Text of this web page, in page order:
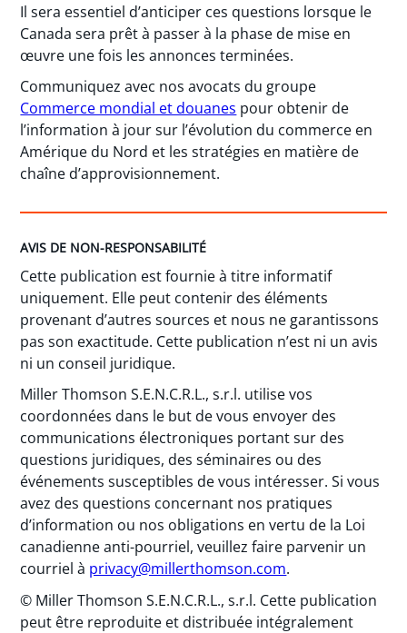
Il sera essentiel d’anticiper ces questions lorsque le
Canada sera prêt à passer à la phase de mise en
œuvre une fois les annonces terminées.
Communiquez avec nos avocats du groupe
Commerce mondial et douanes pour obtenir de
l’information à jour sur l’évolution du commerce en
Amérique du Nord et les stratégies en matière de
chaîne d’approvisionnement.
AVIS DE NON-RESPONSABILITÉ
Cette publication est fournie à titre informatif
uniquement. Elle peut contenir des éléments
provenant d’autres sources et nous ne garantissons
pas son exactitude. Cette publication n’est ni un avis
ni un conseil juridique.
Miller Thomson S.E.N.C.R.L., s.r.l. utilise vos
coordonnées dans le but de vous envoyer des
communications électroniques portant sur des
questions juridiques, des séminaires ou des
événements susceptibles de vous intéresser. Si vous
avez des questions concernant nos pratiques
d’information ou nos obligations en vertu de la Loi
canadienne anti-pourriel, veuillez faire parvenir un
courriel à privacy@millerthomson.com.
© Miller Thomson S.E.N.C.R.L., s.r.l. Cette publication
peut être reproduite et distribuée intégralement